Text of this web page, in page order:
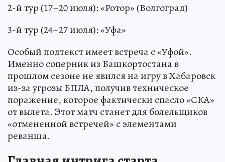
2-й тур (17–20 июля): «Ротор» (Волгоград)
3-й тур (24–27 июля): «Уфа»
Особый подтекст имеет встреча с «Уфой».
Именно соперник из Башкортостана в
прошлом сезоне не явился на игру в Хабаровск
из-за угрозы БПЛА, получив техническое
поражение, которое фактически спасло «СКА»
от вылета. Этот матч станет для болельщиков
«отмененной встречей» с элементами
реванша.